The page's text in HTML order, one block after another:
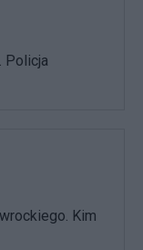
Policja
Kim